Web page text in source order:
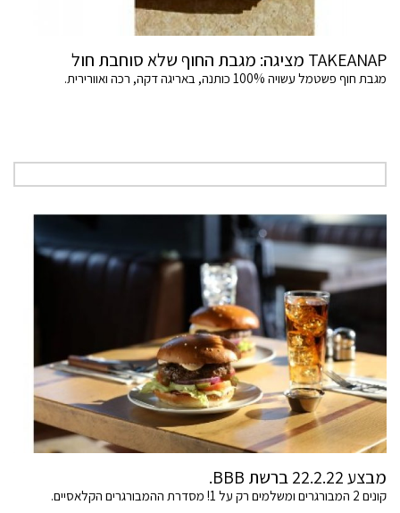
TAKEANAP מציגה: מגבת החוף שלא סוחבת חול
מגבת חוף פשטמל עשויה 100% כותנה, באריגה דקה, רכה ואוורירית.
מבצע 22.2.22 ברשת BBB.
קונים 2 המבורגרים ומשלמים רק על 1! מסדרת ההמבורגרים הקלאסיים.